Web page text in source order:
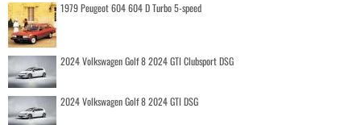
1979 Peugeot 604 604 D Turbo 5-speed
2024 Volkswagen Golf 8 2024 GTI Clubsport DSG
2024 Volkswagen Golf 8 2024 GTI DSG